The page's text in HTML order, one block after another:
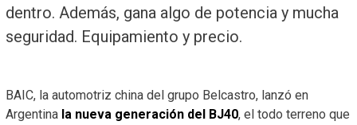
dentro. Además, gana algo de potencia y mucha
seguridad. Equipamiento y precio.
BAIC, la automotriz china del grupo Belcastro, lanzó en
Argentina la nueva generación del BJ40, el todo terreno que